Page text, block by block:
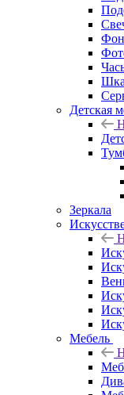
Детская
Зеркала
Мебель